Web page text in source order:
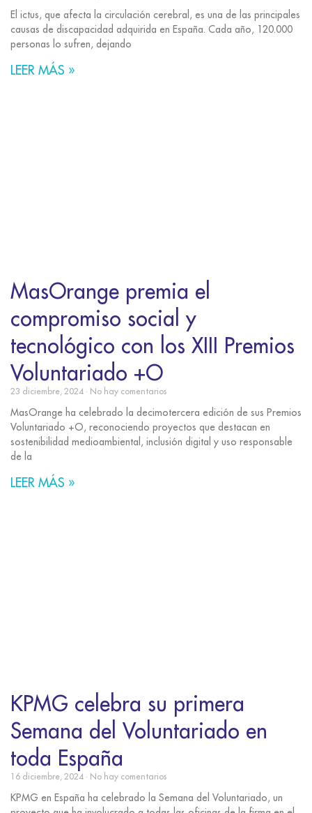
El ictus, que afecta la circulación cerebral, es una de las principales
causas de discapacidad adquirida en España. Cada año, 120.000
personas lo sufren, dejando
LEER MÁS »
MasOrange premia el
compromiso social y
tecnológico con los XIII Premios
Voluntariado +O
23 diciembre, 2024 No hay comentarios
MasOrange ha celebrado la decimotercera edición de sus Premios
Voluntariado +O, reconociendo proyectos que destacan en
sostenibilidad medioambiental, inclusión digital y uso responsable
de la
LEER MÁS »
KPMG celebra su primera
Semana del Voluntariado en
toda España
16 diciembre, 2024 No hay comentarios
KPMG en España ha celebrado la Semana del Voluntariado, un